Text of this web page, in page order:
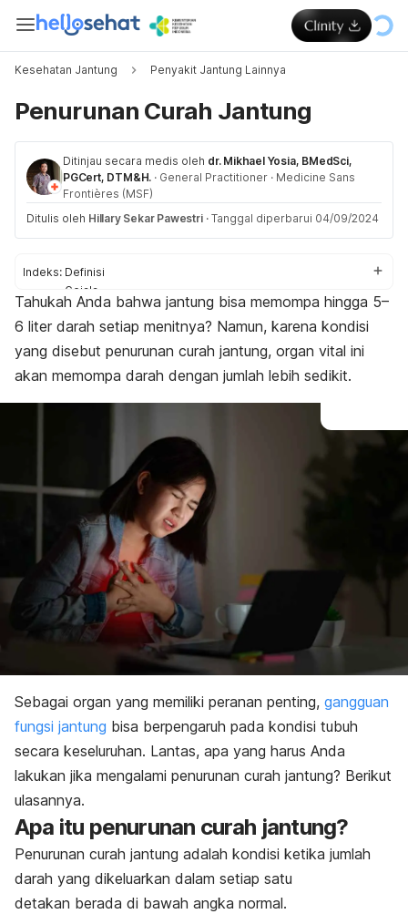
Kesehatan Jantung Penyakit Jantung Lainnya
Penurunan Curah Jantung
Ditinjau secara medis oleh dr. Mikhael Yosia, BMedSci,
PGCert, DTM&H. · General Practitioner · Medicine Sans
Frontières (MSF)
Ditulis oleh Hillary Sekar Pawestri · Tanggal diperbarui 04/09/2024
Indeks: Definisi
Gejala
Penyebab
Pengobatan
Tahukah Anda bahwa jantung bisa memompa hingga 5–
6 liter darah setiap menitnya? Namun, karena kondisi
yang disebut penurunan curah jantung, organ vital ini
akan memompa darah dengan jumlah lebih sedikit.
Sebagai organ yang memiliki peranan penting, gangguan
fungsi jantung bisa berpengaruh pada kondisi tubuh
secara keseluruhan. Lantas, apa yang harus Anda
lakukan jika mengalami penurunan curah jantung? Berikut
ulasannya.
Apa itu penurunan curah jantung?
Penurunan curah jantung adalah kondisi ketika jumlah
darah yang dikeluarkan dalam setiap satu
detakan berada di bawah angka normal.